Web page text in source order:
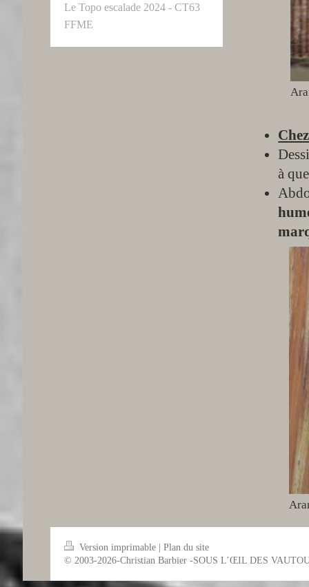
à
Le Topo escalade 2024 - CT63
FFME
Version imprimable
Plan du site
© 2003-2026-Christian Barbier -SOUS L’ŒIL DES